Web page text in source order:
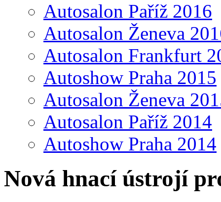
Autosalon Paříž 2016
Autosalon Ženeva
Autosalon Frankfurt
Autoshow Praha 2015
Autosalon Ženeva
Autosalon Paříž 2014
Autoshow Praha 2014
Nová hnací ústrojí